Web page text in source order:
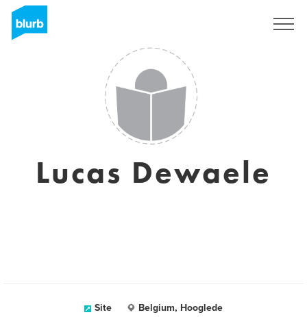
Lucas Dewaele
Site Belgium, Hooglede